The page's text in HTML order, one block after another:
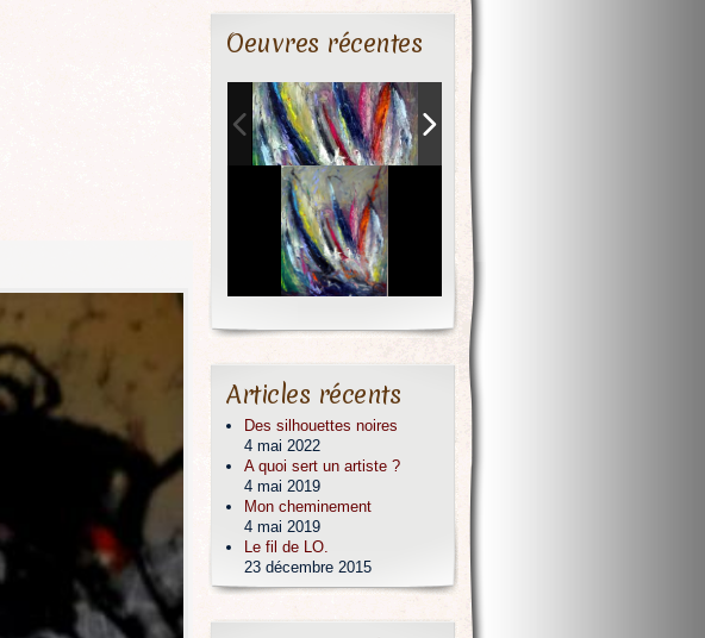
Oeuvres récentes
Articles récents
Des silhouettes noires
4 mai 2022
A quoi sert un artiste ?
4 mai 2019
Mon cheminement
4 mai 2019
Le fil de LO.
23 décembre 2015